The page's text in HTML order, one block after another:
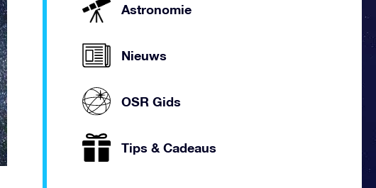
Astronomie
Nieuws
OSR Gids
Tips & Cadeaus